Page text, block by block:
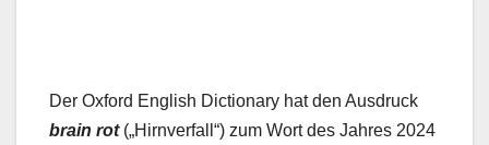
Der Oxford English Dictionary hat den Ausdruck
brain rot(„Hirnverfall“) zum Wort des Jahres 2024